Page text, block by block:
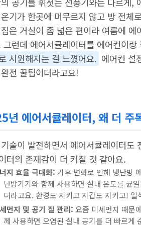
기가 한곳에 머무르지 않고 방 전체
은 거실이 좀 넓은 편이라 여름에
그런데 에어서큘레이터를 에어컨이
시원해지는 걸 느꼈어요. 에어컨 설
전 꿀팁이더라고요!
년 에어서큘레이터, 왜 더 주
술이 발전하면서 에어서큘레이터
터의 존재감이 더 커질 것 같아요.
지 효율 극대화: 기후 변화로 인해 냉난방
난방기기와 함께 사용하면 실내 온도를 균
더라고요. 환경도 지키고 지갑도 지키고! 일
먼지 및 공기 질 관리: 요즘 미세먼지 때문
께 사용하면 오염된 실내 공기를 더 빠르게